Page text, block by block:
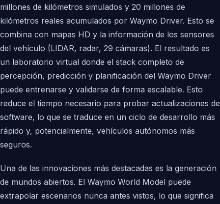
millones de kilómetros simulados y 20 millones de
kilómetros reales acumulados por Waymo Driver. Esto se
combina con mapas HD y la información de los sensores
del vehículo (LIDAR, radar, 29 cámaras). El resultado es
un laboratorio virtual donde el stack completo de
percepción, predicción y planificación del Waymo Driver
puede entrenarse y validarse de forma escalable. Esto
reduce el tiempo necesario para probar actualizaciones de
software, lo que se traduce en un ciclo de desarrollo más
rápido y, potencialmente, vehículos autónomos más
seguros.
Una de las innovaciones más destacadas es la generación
de mundos abiertos. El Waymo World Model puede
extrapolar escenarios nunca antes vistos, lo que significa